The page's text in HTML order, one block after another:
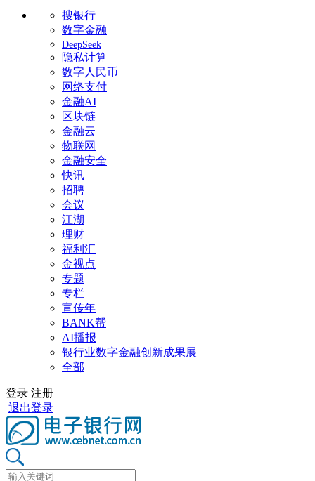
搜银行
数字金融
DeepSeek
隐私计算
数字人民币
网络支付
金融AI
区块链
金融云
物联网
金融安全
快讯
招聘
会议
江湖
理财
福利汇
金视点
专题
专栏
宣传年
BANK帮
AI播报
银行业数字金融创新成果展
全部
登录 注册
退出登录